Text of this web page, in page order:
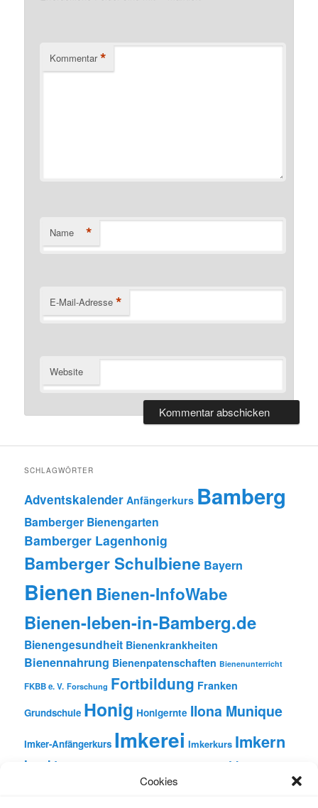
Cookies
Kommentar *
Name *
E-Mail-Adresse *
Website
SCHLAGWÖRTER
Adventskalender Anfängerkurs Bamberg
Bamberger Bienengarten
Bamberger Lagenhonig
Bamberger Schulbiene Bayern
Bienen Bienen-InfoWabe
Bienen-leben-in-Bamberg.de
Bienengesundheit Bienenkrankheiten
Bienennahrung Bienenpatenschaften Bienenunterricht
FKBB e. V. Forschung Fortbildung Franken
Grundschule Honig Honigernte Ilona Munique
Imker-Anfängerkurs Imkerei Imkerkurs Imkern
Insekten Literatur
Natur Oberfranken